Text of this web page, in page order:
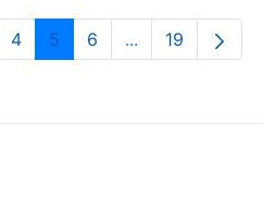
intermedias Use TAB
Página
4 Página
5 Página
6 ...PáginasPágina
19